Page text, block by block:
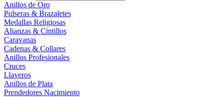
Anillos de Oro
Pulseras & Brazaletes
Medallas Religiosas
Alianzas & Cintillos
Caravanas
Cadenas & Collares
Anillos Profesionales
Cruces
Llaveros
Anillos de Plata
Prendedores Nacimiento